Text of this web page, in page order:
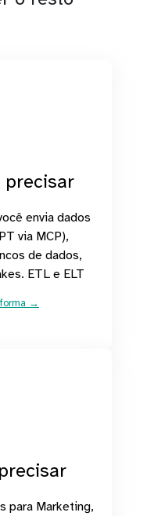
precisar
envia dados
via MCP),
de dados,
ETL e ELT
→
para Marketing,